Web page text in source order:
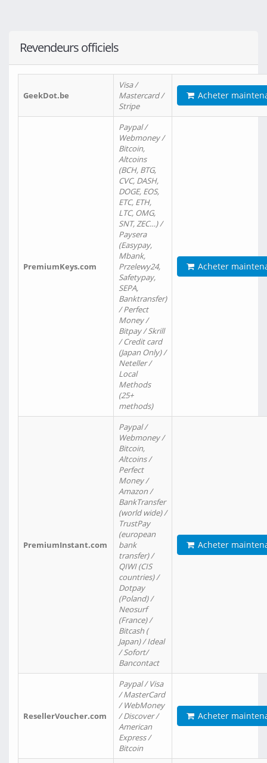
Revendeurs officiels
GeekDot.be
Visa /
Mastercard /
Stripe
Acheter
PremiumKeys.com
Paypal /
Webmoney /
Bitcoin,
Altcoins
(BCH, BTG,
CVC, DASH,
DOGE, EOS,
ETC, ETH,
LTC, OMG,
SNT, ZEC…) /
Paysera
(Easypay,
Mbank,
Przelewy24,
Safetypay,
SEPA,
Banktransfer)
/ Perfect
Money /
Bitpay / Skrill
/ Credit card
(Japan Only) /
Neteller /
Local
Methods
(25+
methods)
Acheter
PremiumInstant.com
Paypal /
Webmoney /
Bitcoin,
Altcoins /
Perfect
Money /
Amazon /
BankTransfer
(world wide) /
TrustPay
(european
bank
transfer) /
QIWI (CIS
countries) /
Dotpay
(Poland) /
Neosurf
(France) /
Bitcash (
Japan) / Ideal
/ Sofort/
Bancontact
Acheter
ResellerVoucher.com
Paypal / Visa
/ MasterCard
/ WebMoney
/ Discover /
American
Express /
Bitcoin
Acheter